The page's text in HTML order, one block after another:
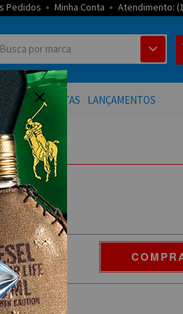
Pedidos Minha Conta Atendimento:
OFERTAS LANÇAMENTOS